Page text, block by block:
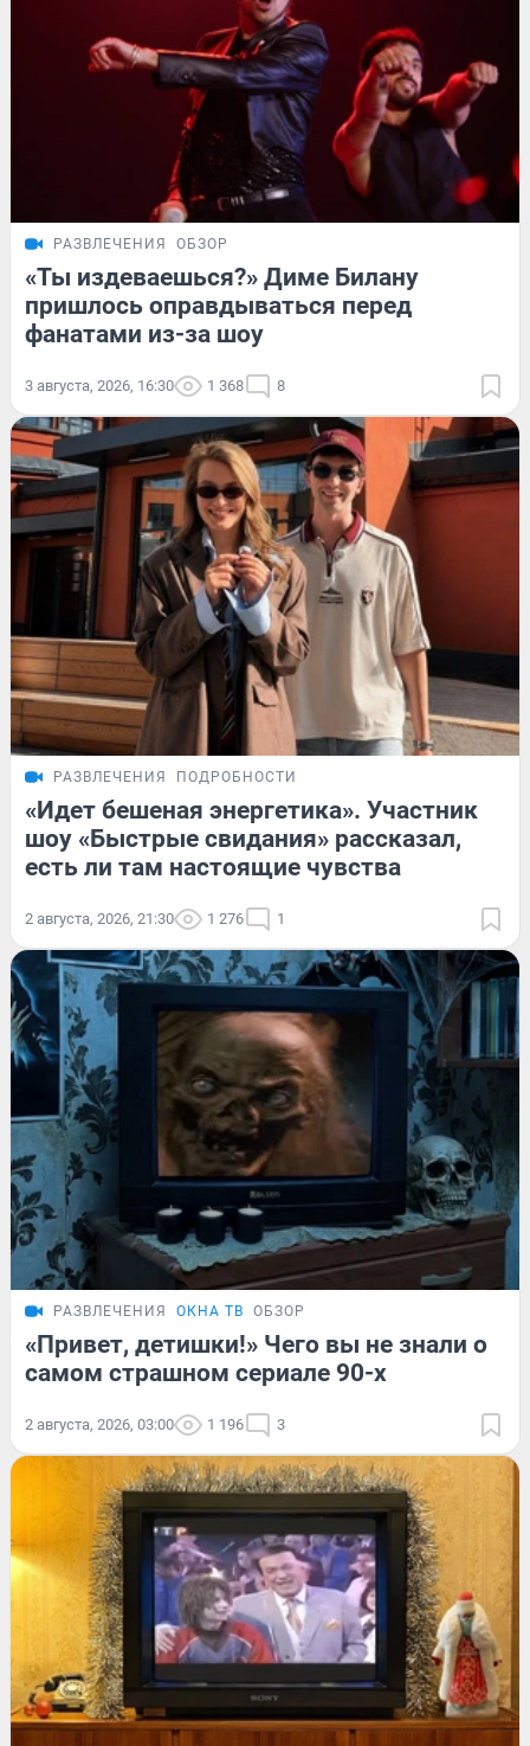
РАЗВЛЕЧЕНИЯ ОБЗОР
«Ты издеваешься?» Диме Билану
пришлось оправдываться перед
фанатами из-за шоу
3 августа, 2026, 16:30 1 368 8
РАЗВЛЕЧЕНИЯ ПОДРОБНОСТИ
«Идет бешеная энергетика». Участник
шоу «Быстрые свидания» рассказал,
есть ли там настоящие чувства
2 августа, 2026, 21:30 1 276 1
РАЗВЛЕЧЕНИЯ ОКНА ТВ ОБЗОР
«Привет, детишки!» Чего вы не знали о
самом страшном сериале 90-х
2 августа, 2026, 03:00 1 196 3